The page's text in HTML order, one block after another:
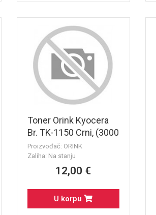
Toner Orink Kyocera
Br. TK-1150 Crni, (3000
str.)
Proizvođač: ORINK
Zaliha: Na stanju
12,00 €
U korpu